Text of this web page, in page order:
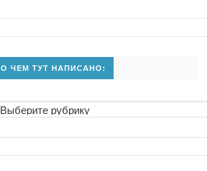
О ЧЕМ ТУТ НАПИСАНО: